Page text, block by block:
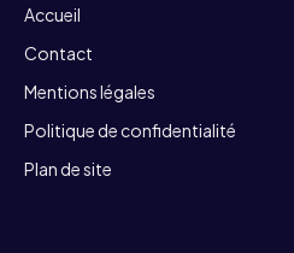
Accueil
Contact
Mentions légales
Politique de confidentialité
Plan de site